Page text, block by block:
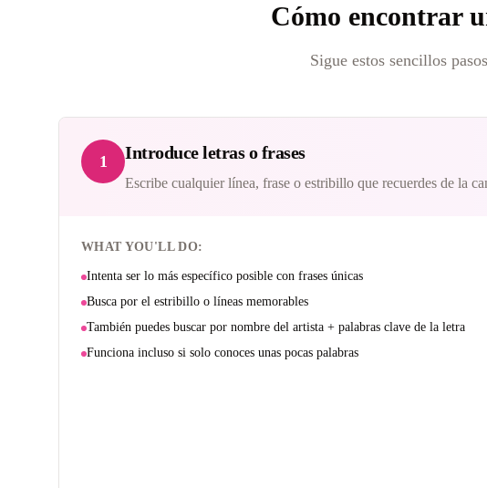
Cómo encontrar
Sigue estos sencillos
1 Introduce letras o frases
Escribe cualquier línea, frase o estribillo que recuerdes de la
WHAT YOU'LL DO:
Intenta ser lo más específico posible con frases únicas
Busca por el estribillo o líneas memorables
También puedes buscar por nombre del artista + palabras clave de la letra
Funciona incluso si solo conoces unas pocas palabras